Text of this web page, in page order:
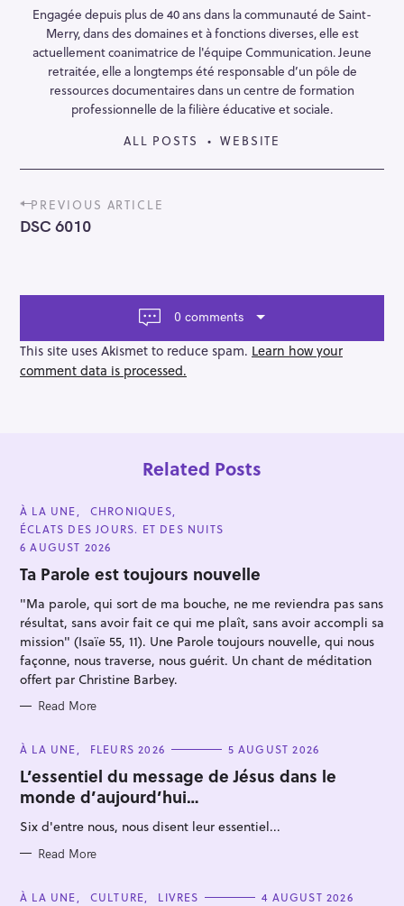
Engagée depuis plus de 40 ans dans la communauté de Saint-
Merry, dans des domaines et à fonctions diverses, elle est
actuellement coanimatrice de l'équipe Communication. Jeune
retraitée, elle a longtemps été responsable d’un pôle de
ressources documentaires dans un centre de formation
professionnelle de la filière éducative et sociale.
ALL POSTS
WEBSITE
P
o
s
a
g
a
t
PREVIOUS ARTICLE
DSC 6010
0 comments
This site uses Akismet to reduce spam. Learn how your
comment data is processed.
Related Posts
C
A
T
E
O
R
E
À LA UNE
CHRONIQUES
ÉCLATS DES JOURS. ET DES NUITS
6 AUGUST 2026
Ta Parole est toujours nouvelle
"Ma parole, qui sort de ma bouche, ne me reviendra pas sans
résultat, sans avoir fait ce qui me plaît, sans avoir accompli sa
mission" (Isaïe 55, 11). Une Parole toujours nouvelle, qui nous
façonne, nous traverse, nous guérit. Un chant de méditation
offert par Christine Barbey.
Read More
C
T
E
G
O
R
I
S
À LA UNE FLEURS 2026 5 AUGUST 2026
L’essentiel du message de Jésus dans le
monde d’aujourd’hui…
Six d'entre nous, nous disent leur essentiel...
Read More
C
À LA UNE CULTURE LIVRES 4 AUGUST 2026
S
e
a
c
h
f
o
r